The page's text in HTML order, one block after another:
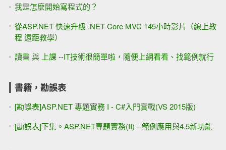
我是怎麼開始寫程式的？
從ASP.NET 快速升級 .NET Core MVC 145小時影片（線上教
程 遠距教學）
讀書 與 上課 --IT技術很簡單啦，隨便上網看看、找範例就行
書籍，勘誤表
[勘誤表]ASP.NET 專題實務 I - C#入門實戰(VS 2015版)
[勘誤表]下集。ASP.NET專題實務(II) --範例應用與4.5新功能